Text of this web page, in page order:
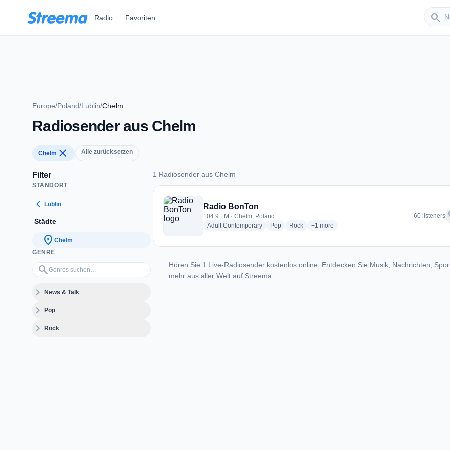
Radio Favoriten search
Sender
Europe/Poland/Lublin/Chelm
Radiosender aus Chelm
Chelm close Alle zurücksetzen
Filter
STANDORT
chevron_left Lublin
Städte
location_on Chelm
GENRE
search
Genres suchen…
expand_moreNews & Talk
expand_morePop
expand_moreRock
1 Radiosender aus Chelm
1 Radiosender aus Chelm
Radio BonTon
104.9 FM · Chelm, Poland
Adult Contemporaryradio stations
Popradio stations
Rockradio stations
+1 more genres for Radio BonTon
more
60 listeners
Hören Sie 1 Live-Radiosender kostenlos online. Entdecken Sie Musik, Nachrichten,
mehr aus aller Welt auf Streema.